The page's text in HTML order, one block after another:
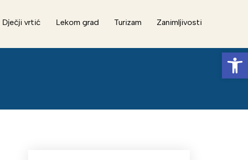
Dječji vrtić Lekom grad Turizam
Zanimljivosti